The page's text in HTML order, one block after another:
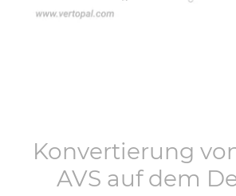
Konvertierung
AVS auf dem